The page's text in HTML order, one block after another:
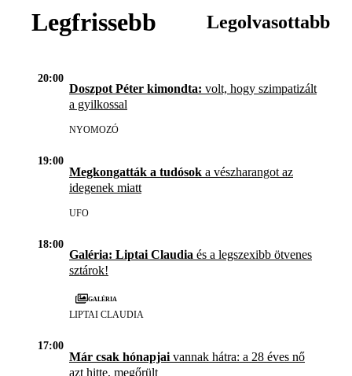
Legfrissebb Legolvasottabb
20:00
Doszpot Péter kimondta: volt, hogy szimpatizált
a gyilkossal
NYOMOZÓ
19:00
Megkongatták a tudósok a vészharangot az
idegenek miatt
UFO
18:00
Galéria: Liptai Claudia és a legszexibb ötvenes
sztárok!
Galéria
LIPTAI CLAUDIA
17:00
Már csak hónapjai vannak hátra: a 28 éves nő
azt hitte, megőrült